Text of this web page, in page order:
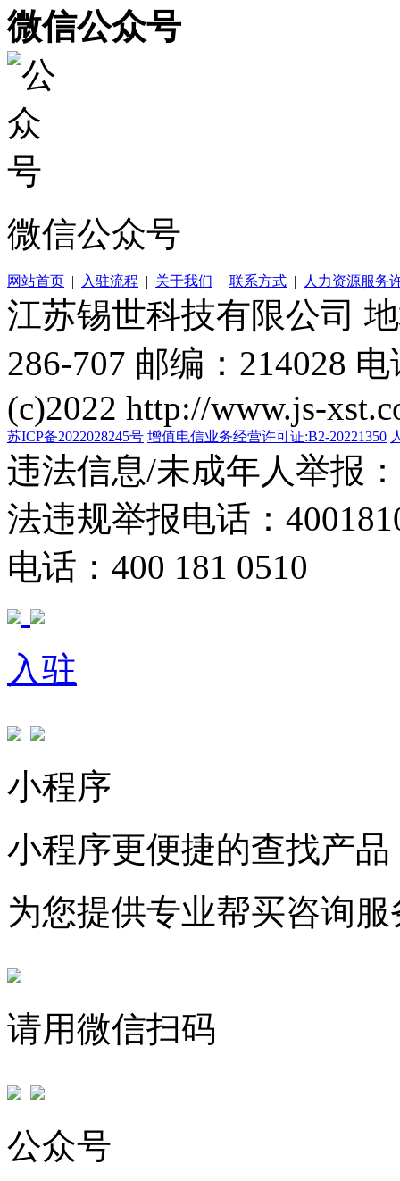
微信公众号
微信公众号
网站首页 | 入驻流程 | 关于我们 | 联系方式 | 人力资源服务
江苏锡世科技有限公司
286-707 邮编：214028
(c)2022 http://www.js-
苏ICP备2022028245号 增值电信业务经营许可证:B2-20221350
违法信息/未成年人举报
法违规举报电话：
电话：400 181 0510
入驻
小程序
小程序更便捷的查找产品
为您提供专业帮买咨询服
请用微信扫码
公众号